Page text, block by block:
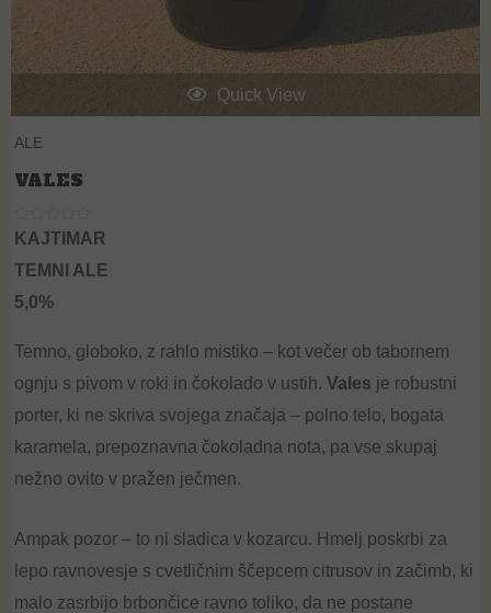
Quick View
ALE
VALES
R
t
e
d
0
t
f
5
KAJTIMAR
TEMNI ALE
5,0%
Temno, globoko, z rahlo mistiko – kot večer ob tabornem
ognju s pivom v roki in čokolado v ustih.Vales je robustni
porter, ki ne skriva svojega značaja – polno telo, bogata
karamela, prepoznavna čokoladna nota, pa vse skupaj
nežno ovito v pražen ječmen.
Ampak pozor – to ni sladica v kozarcu. Hmelj poskrbi za
lepo ravnovesje s cvetličnim ščepcem citrusov in začimb, ki
malo zasrbijo brbončice ravno toliko, da ne postane